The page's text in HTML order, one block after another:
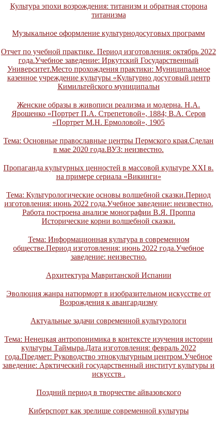
Культура эпохи возрождения: титанизм и обратная сторона
титанизма
Музыкальное оформление культурнодосуговых программ
Отчет по учебной практике. Период изготовления: октябрь 2022
года.Учебное заведение: Иркутский Государственный
Университет.Место прохождения практики: Муниципальное
казенное учреждение культуры «Культурно досуговый центр
Кимильтейского муниципальн
Женские образы в живописи реализма и модерна. Н.А.
Ярошенко «Портрет П.А. Стрепетовой», 1884; В.А. Серов
«Портрет М.Н. Ермоловой», 1905
Тема: Основные православные центры Пермского края.Сделан
в мае 2020 года.ВУЗ: неизвестно.
Пропаганда культурных ценностей в массовой культуре XXI в.
на примере сериала «Викинги»
Тема: Культурологические основы волшебной сказки.Период
изготовления: июнь 2022 года.Учебное заведение: неизвестно.
Работа построена анализе монографии В.Я. Проппа
Исторические корни волшебной сказки.
Тема: Информационная культура в современном
обществе.Период изготовления: июнь 2022 года.Учебное
заведение: неизвестно.
Архитектура Мавританской Испании
Эволюция жанра натюрморт в изобразительном искусстве от
Возрождения к авангардизму
Актуальные задачи современной культурологи
Тема: Ненецкая антропонимика в контексте изучения истории
культуры Таймыра.Дата изготовления: февраль 2022
года.Предмет: Руководство этнокультурным центром.Учебное
заведение: Арктический государственный институт культуры и
искусств .
Поздний период в творчестве айвазовского
Киберспорт как зрелище современной культуры